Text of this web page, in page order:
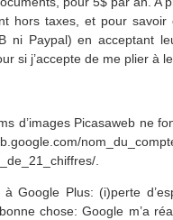
hors taxes, et pour
ni Paypal) en acceptant
si j’accepte de me plier à
d’images Picasaweb ne
.
Google Plus: (i)perte
chose: Google m’a